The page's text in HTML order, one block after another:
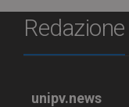
Redazione
unipv.news